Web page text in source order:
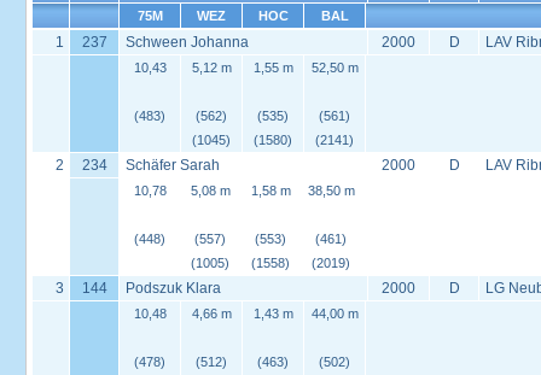
75M WEZ HOC BAL
1 237 Schween Johanna 2000 D LAV
10,43
(483)
5,12 m
(562)
(1045)
1,55 m
(535)
(1580)
52,50 m
(561)
(2141)
2 234 Schäfer Sarah 2000 D LAV
10,78
(448)
5,08 m
(557)
(1005)
1,58 m
(553)
(1558)
38,50 m
(461)
(2019)
3 144 Podszuk Klara 2000 D LG
10,48
(478)
4,66 m
(512)
1,43 m
(463)
44,00 m
(502)